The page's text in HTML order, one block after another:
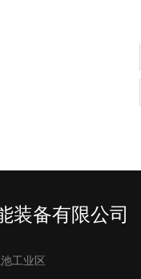
装备有限公司
工业区